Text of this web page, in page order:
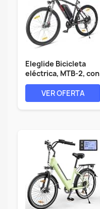
Eleglide Bicicleta
eléctrica, MTB-2, con
Freno...
VER OFERTA